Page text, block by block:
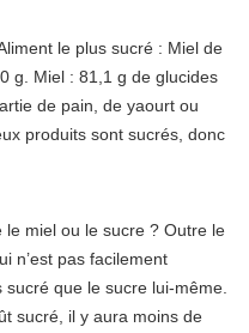
le plus sucré : Miel de
g. Miel : 81,1 g de glucides
de pain, de yaourt ou
produits sont sucrés, donc
le miel ou le sucre ? Outre le
n’est pas facilement
que le sucre lui-même.
sucré, il y aura moins de